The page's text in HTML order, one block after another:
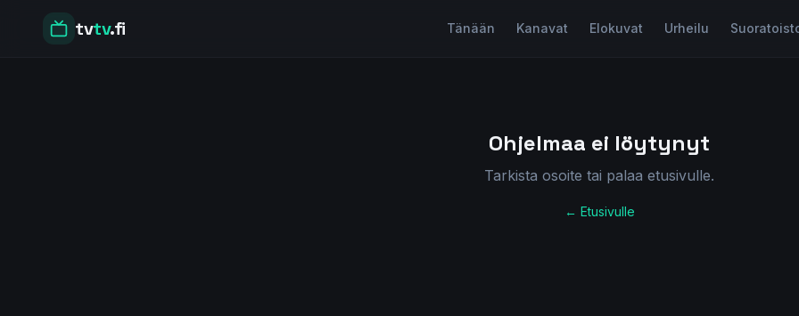
tvtv.fi Tänään Kanavat Elokuvat Urheilu
Ohjelmaa ei löytynyt
Tarkista osoite tai palaa etusivulle.
← Etusivulle